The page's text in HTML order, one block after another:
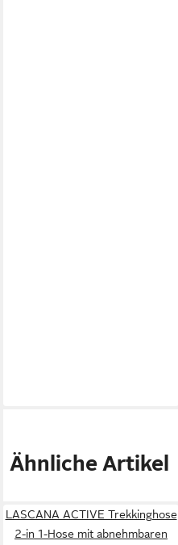
Ähnliche Artikel
LASCANA ACTIVE Trekkinghose
2-in 1-Hose mit abnehmbaren